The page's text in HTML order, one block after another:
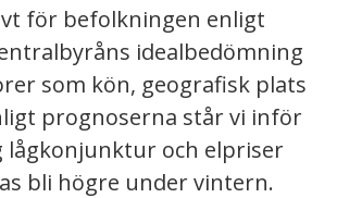
för befolkningen enligt
idealbedömning
som kön, geografisk plats
prognoserna står vi inför
lågkonjunktur och elpriser
bli högre under vintern.